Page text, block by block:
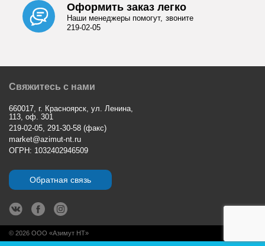
Оформить заказ легко
Наши менеджеры помогут, звоните
219-02-05
Свяжитесь с нами
660017, г. Красноярск, ул. Ленина,
113, оф. 301
219-02-05, 291-30-58 (факс)
market@azimut-nt.ru
ОГРН: 1032402946509
Обратная связь
© 2026 ООО «Азимут НТ»